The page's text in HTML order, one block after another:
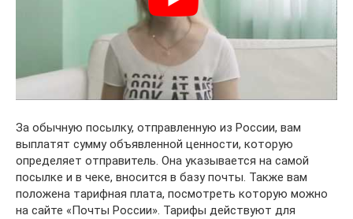
За обычную посылку, отправленную из России, вам
выплатят сумму объявленной ценности, которую
определяет отправитель. Она указывается на самой
посылке и в чеке, вносится в базу почты. Также вам
положена тарифная плата, посмотреть которую можно
на сайте «Почты России». Тарифы действуют для